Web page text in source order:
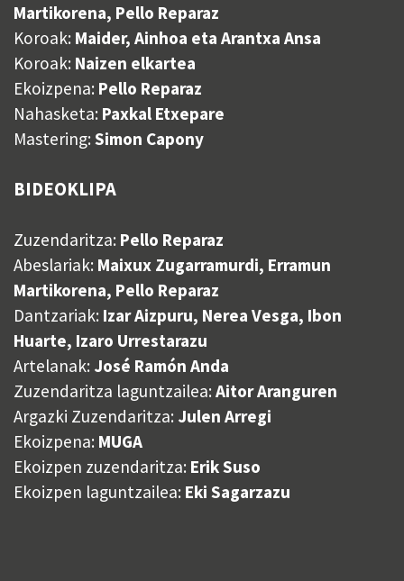
Martikorena, Pello Reparaz
Koroak: Maider, Ainhoa eta Arantxa Ansa
Koroak: Naizen elkartea
Ekoizpena: Pello Reparaz
Nahasketa: Paxkal Etxepare
Mastering: Simon Capony
BIDEOKLIPA
Zuzendaritza: Pello Reparaz
Abeslariak: Maixux Zugarramurdi, Erramun
Martikorena, Pello Reparaz
Dantzariak: Izar Aizpuru, Nerea Vesga, Ibon
Huarte, Izaro Urrestarazu
Artelanak: José Ramón Anda
Zuzendaritza laguntzailea: Aitor Aranguren
Argazki Zuzendaritza: Julen Arregi
Ekoizpena: MUGA
Ekoizpen zuzendaritza: Erik Suso
Ekoizpen laguntzailea: Eki Sagarzazu